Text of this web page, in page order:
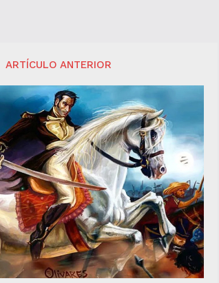
ARTÍCULO ANTERIOR